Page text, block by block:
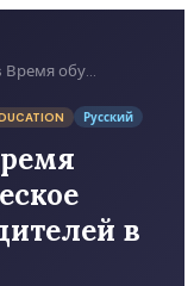
Экранное время vs Время обучения — Практическое руководство для родителей в Сингапуре
Русский
в